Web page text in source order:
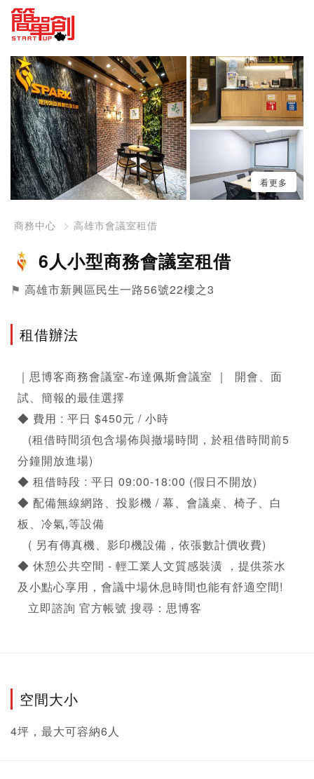
看更多
商務中心 高雄市會議室租借
6人小型商務會議室租借
⚑ 高雄市新興區民生一路56號22樓之3
租借辦法
｜思博客商務會議室-布達佩斯會議室 ｜  開會、面
試、簡報的最佳選擇
◆ 費用 : 平日 $450元 / 小時
分鐘開放進場)
◆ 租借時段 : 平日 09:00-18:00 (假日不開放)
◆ 配備無線網路、投影機 / 幕、會議桌、椅子、白
板、冷氣,等設備
◆ 休憩公共空間 - 輕工業人文質感裝潢 ，提供茶水
及小點心享用，會議中場休息時間也能有舒適空間!
   立即諮詢 官方帳號 搜尋：思博客
空間大小
4坪，最大可容納6人